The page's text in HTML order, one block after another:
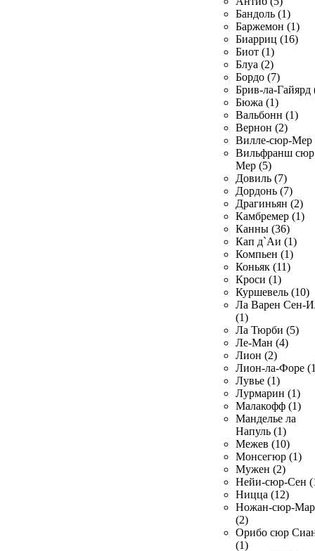
Бандоль (1)
Баржемон (1)
Биарриц (16)
Биот (1)
Блуа (2)
Бордо (7)
Брив-ла-Гайярд
Бюжа (1)
Вальбонн (1)
Вернон (2)
Вилле-сюр-Мер
Вильфранш сюр
Мер (5)
Довиль (7)
Дордонь (7)
Драгиньян (2)
Камбремер (1)
Канны (36)
Кап д`Аи (1)
Компьен (1)
Коньяк (11)
Кроси (1)
Куршевель (10)
Ла Варен Сен-
(1)
Ла Тюрби (5)
Ле-Ман (4)
Лион (2)
Лион-ла-Форе
Лувье (1)
Лурмарин (1)
Малакофф (1)
Манделье ла
Напуль (1)
Межев (10)
Монсегюр (1)
Мужен (2)
Нейи-сюр-Сен
Ницца (12)
Ножан-сюр-
(2)
Орибо сюр
(1)